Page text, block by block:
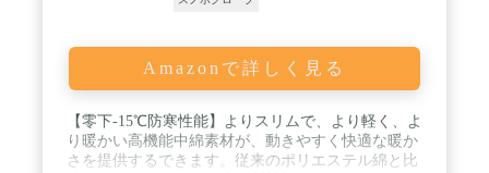
Amazonで詳しく見る
【零下-15℃防寒性能】よりスリムで、より軽く、よ
り暖かい高機能中綿素材が、動きやすく快適な暖か
さを提供するできます。従来のポリエステル綿と比